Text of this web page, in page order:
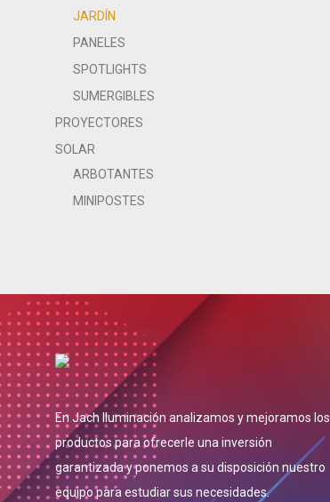
JARDÍN
PANELES
SPOTLIGHTS
SUMERGIBLES
PROYECTORES
SOLAR
ARBOTANTES
MINIPOSTES
En Jach Iluminación analizamos y mejoramos los
productos para ofrecerle una inversión
garantizada y ponemos a su disposición nuestro
equipo para estudiar sus necesidades.